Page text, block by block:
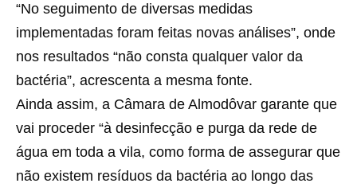
“No seguimento de diversas medidas
implementadas foram feitas novas análises”, onde
nos resultados “não consta qualquer valor da
bactéria”, acrescenta a mesma fonte.
Ainda assim, a Câmara de Almodôvar garante que
vai proceder “à desinfecção e purga da rede de
água em toda a vila, como forma de assegurar que
não existem resíduos da bactéria ao longo das